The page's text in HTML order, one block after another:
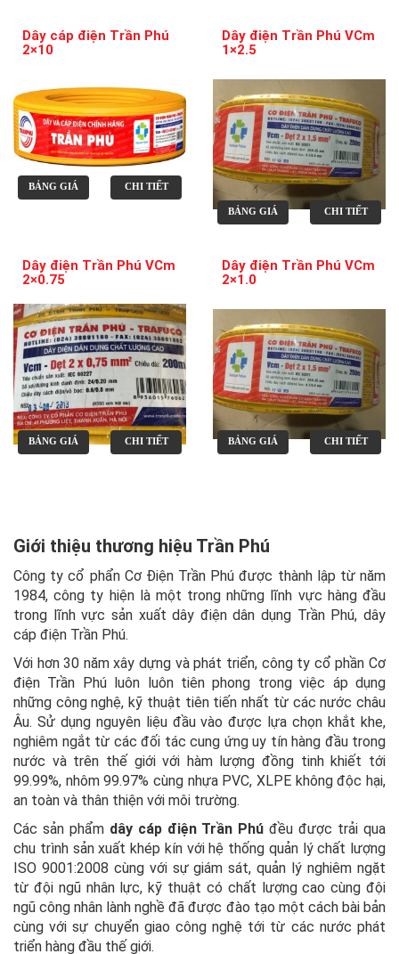
Dây cáp điện Trần Phú
2×10
BẢNG GIÁ CHI TIẾT
Dây điện Trần Phú VCm
1×2.5
BẢNG GIÁ CHI TIẾT
Dây điện Trần Phú VCm
2×0.75
BẢNG GIÁ CHI TIẾT
Dây điện Trần Phú VCm
2×1.0
BẢNG GIÁ CHI TIẾT
Giới thiệu thương hiệu Trần Phú
Công ty cổ phẩn Cơ Điện Trần Phú được thành lập từ năm
1984, công ty hiện là một trong những lĩnh vực hàng đầu
trong lĩnh vực sản xuất dây điện dân dụng Trần Phú, dây
cáp điện Trần Phú.
Với hơn 30 năm xây dựng và phát triển, công ty cổ phần Cơ
điện Trần Phú luôn luôn tiên phong trong việc áp dụng
những công nghệ, kỹ thuật tiên tiến nhất từ các nước châu
Âu. Sử dụng nguyên liệu đầu vào được lựa chọn khắt khe,
nghiêm ngắt từ các đối tác cung ứng uy tín hàng đầu trong
nước và trên thế giới với hàm lượng đồng tinh khiết tới
99.99%, nhôm 99.97% cùng nhựa PVC, XLPE không độc hại,
an toàn và thân thiện với môi trường.
Các sản phẩm dây cáp điện Trần Phú đều được trải qua
chu trình sản xuất khép kín với hệ thống quản lý chất lượng
ISO 9001:2008 cùng với sự giám sát, quản lý nghiêm ngặt
từ đội ngũ nhân lực, kỹ thuật có chất lượng cao cùng đội
ngũ công nhân lành nghề đã được đào tạo một cách bài bản
cùng với sự chuyển giao công nghệ tới từ các nước phát
triển hàng đầu thế giới.